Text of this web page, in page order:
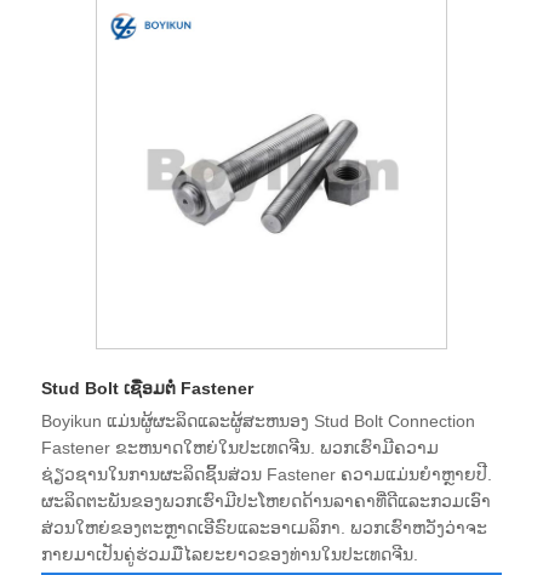
Stud Bolt ເຊື່ອມຕໍ່ Fastener
Boyikun ແມ່ນຜູ້ຜະລິດແລະຜູ້ສະຫນອງ Stud Bolt Connection
Fastener ຂະຫນາດໃຫຍ່ໃນປະເທດຈີນ. ພວກເຮົາມີຄວາມ
ຊ່ຽວຊານໃນການຜະລິດຊິ້ນສ່ວນ Fastener ຄວາມແມ່ນຍໍາຫຼາຍປີ.
ຜະລິດຕະພັນຂອງພວກເຮົາມີປະໂຫຍດດ້ານລາຄາທີ່ດີແລະກວມເອົາ
ສ່ວນໃຫຍ່ຂອງຕະຫຼາດເອີຣົບແລະອາເມລິກາ. ພວກເຮົາຫວັງວ່າຈະ
ກາຍມາເປັນຄູ່ຮ່ວມມືໄລຍະຍາວຂອງທ່ານໃນປະເທດຈີນ.